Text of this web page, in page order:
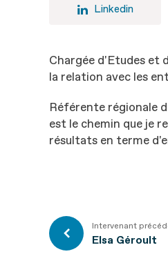
Linkedin
Chargée d'Etudes et
la relation avec les
Référente régionale
est le chemin que je
résultats en terme
Intervenant
Elsa Géroult